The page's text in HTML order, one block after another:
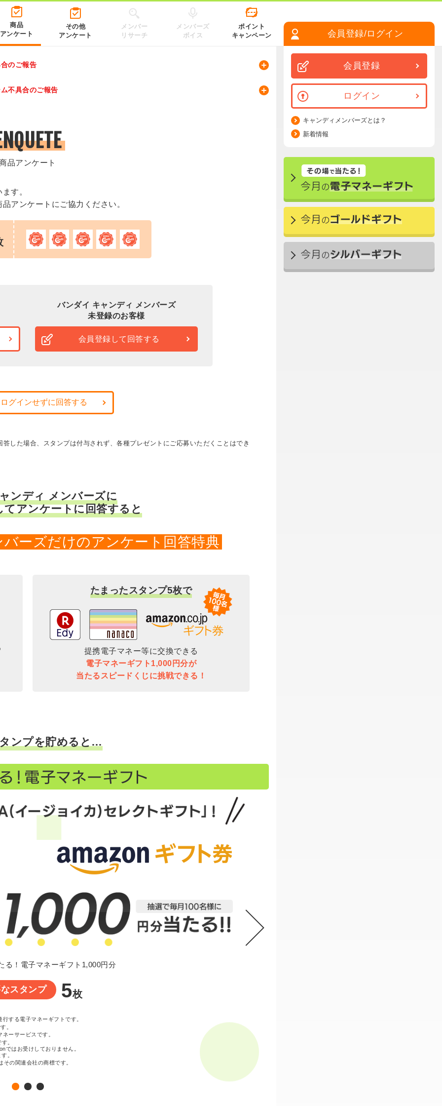
商品
アンケート
その他
アンケート
メンバー
リサーチ
メンバーズ
ボイス
ポイント
キャンペーン
のご報告
不具合のご報告
品アンケート
す。
アンケートにご協力ください。
バンダイ キャンディ メンバーズ
未登録のお客様
会員登録して回答する
グインせずに回答する
した場合、スタンプは付与されず、各種プレゼントにご応募いただくことはでき
ンディ メンバーズに
アンケートに回答すると
ーズだけのアンケート回答特典
たまったスタンプ5枚で
提携電子マネー等に交換できる
電子マネーギフト1,000円分が
当たるスピードくじに挑戦できる！
ンプを貯めると…
る！電子マネーギフト1,000円分
スタンプ 5枚
する電子マネーギフトです。
。
ーサービスです。
。
ではお受けしておりません。
。
の関連会社の商標です。
会員登録/ログイン
会員登録
ログイン
キャンディメンバーズとは？
新着情報